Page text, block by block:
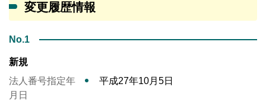
変更履歴情報
No.1
新規
法人番号指定年
月日
平成27年10月5日